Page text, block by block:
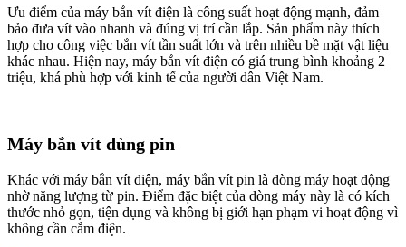
Ưu điểm của máy bắn vít điện là công suất hoạt động mạnh, đảm
bảo đưa vít vào nhanh và đúng vị trí cần lắp. Sản phẩm này thích
hợp cho công việc bắn vít tần suất lớn và trên nhiều bề mặt vật liệu
khác nhau. Hiện nay, máy bắn vít điện có giá trung bình khoảng 2
triệu, khá phù hợp với kinh tế của người dân Việt Nam.
Máy bắn vít dùng pin
Khác với máy bắn vít điện, máy bắn vít pin là dòng máy hoạt động
nhờ năng lượng từ pin. Điểm đặc biệt của dòng máy này là có kích
thước nhỏ gọn, tiện dụng và không bị giới hạn phạm vi hoạt động vì
không cần cắm điện.